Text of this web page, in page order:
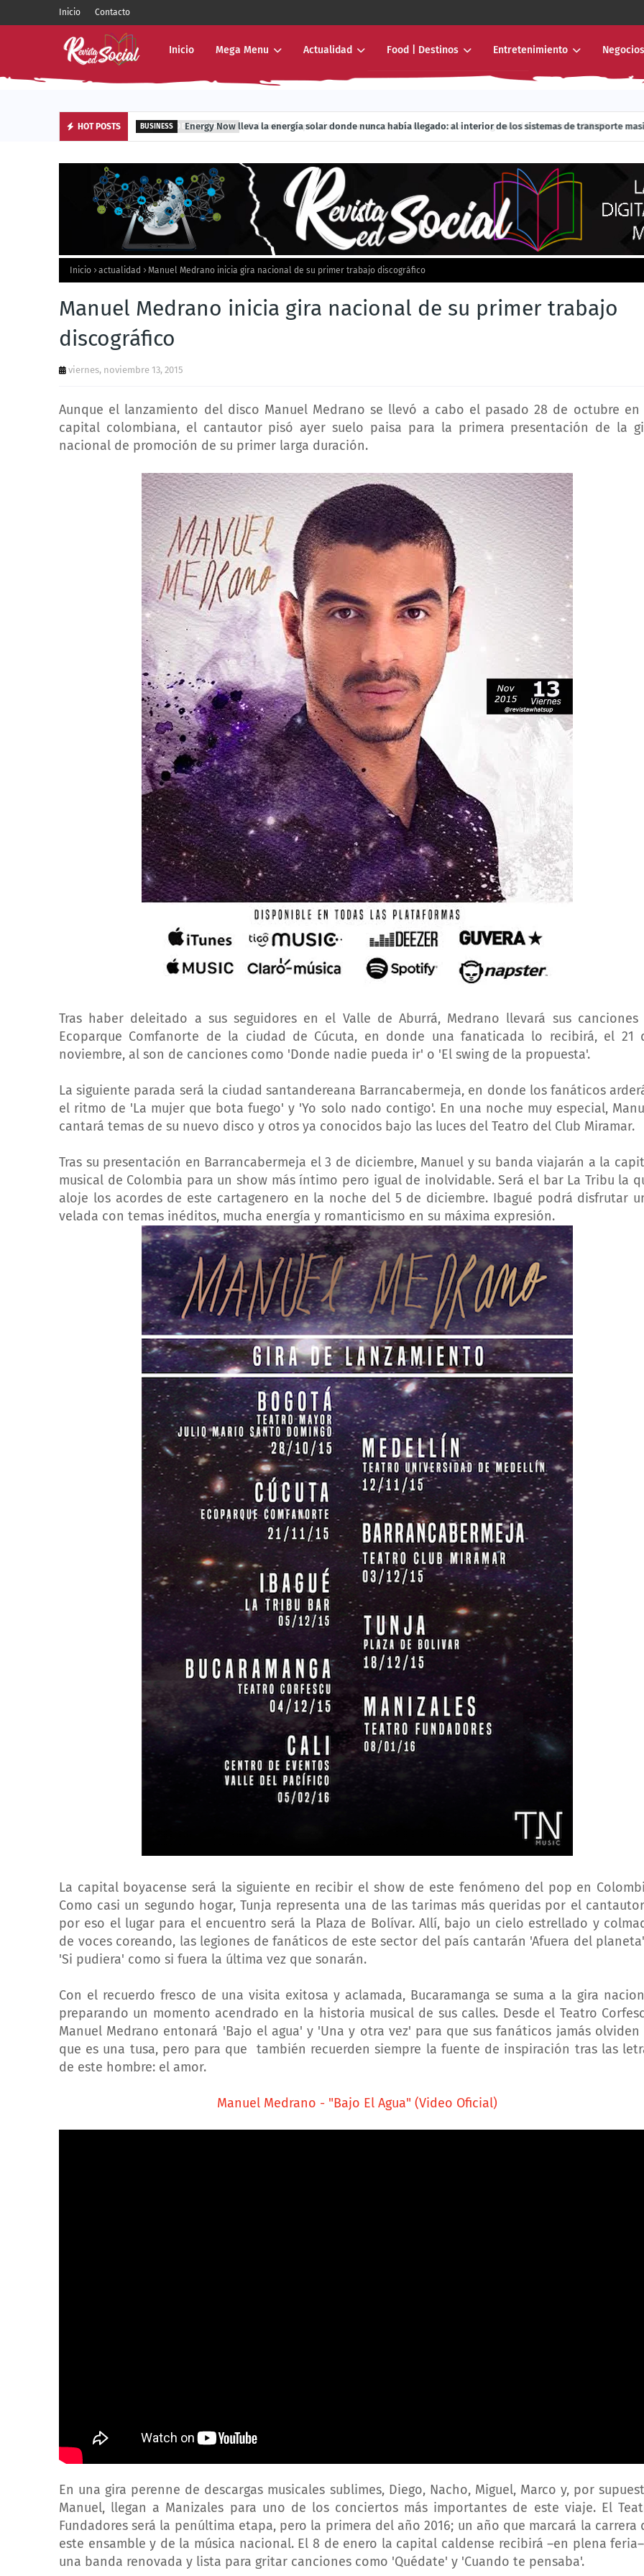
Inicio Contacto
Inicio Mega Menu Actualidad Food | Destinos Entretenimiento
HOT POSTS BUSINESS Energy Now lleva la energía solar donde nunca había llegado: al interior de los sistemas de transporte
Inicio actualidad Manuel Medrano inicia gira nacional de su primer trabajo discográfico
Manuel Medrano inicia gira nacional de su primer trabajo
discográfico
viernes, noviembre 13, 2015
Aunque el lanzamiento del disco Manuel Medrano se llevó a cabo el pasado 28 de octubre en
capital colombiana, el cantautor pisó ayer suelo paisa para la primera presentación de la
nacional de promoción de su primer larga duración.
Tras haber deleitado a sus seguidores en el Valle de Aburrá, Medrano llevará sus canciones
Ecoparque Comfanorte de la ciudad de Cúcuta, en donde una fanaticada lo recibirá, el 21
noviembre, al son de canciones como 'Donde nadie pueda ir' o 'El swing de la propuesta'.
La siguiente parada será la ciudad santandereana Barrancabermeja, en donde los fanáticos
el ritmo de 'La mujer que bota fuego' y 'Yo solo nado contigo'. En una noche muy especial,
cantará temas de su nuevo disco y otros ya conocidos bajo las luces del Teatro del Club Miramar.
Tras su presentación en Barrancabermeja el 3 de diciembre, Manuel y su banda viajarán a la
musical de Colombia para un show más íntimo pero igual de inolvidable. Será el bar La Tribu la
aloje los acordes de este cartagenero en la noche del 5 de diciembre. Ibagué podrá disfrutar
velada con temas inéditos, mucha energía y romanticismo en su máxima expresión.
La capital boyacense será la siguiente en recibir el show de este fenómeno del pop en
Como casi un segundo hogar, Tunja representa una de las tarimas más queridas por el
por eso el lugar para el encuentro será la Plaza de Bolívar. Allí, bajo un cielo estrellado y
de voces coreando, las legiones de fanáticos de este sector del país cantarán 'Afuera del
'Si pudiera' como si fuera la última vez que sonarán.
Con el recuerdo fresco de una visita exitosa y aclamada, Bucaramanga se suma a la gira
preparando un momento acendrado en la historia musical de sus calles. Desde el Teatro
Manuel Medrano entonará 'Bajo el agua' y 'Una y otra vez' para que sus fanáticos jamás olviden
que es una tusa, pero para que también recuerden siempre la fuente de inspiración tras las
de este hombre: el amor.
Manuel Medrano - "Bajo El Agua" (Video Oficial)
En una gira perenne de descargas musicales sublimes, Diego, Nacho, Miguel, Marco y, por
Manuel, llegan a Manizales para uno de los conciertos más importantes de este viaje. El
Fundadores será la penúltima etapa, pero la primera del año 2016; un año que marcará la carrera
este ensamble y de la música nacional. El 8 de enero la capital caldense recibirá –en plena
una banda renovada y lista para gritar canciones como 'Quédate' y 'Cuando te pensaba'.